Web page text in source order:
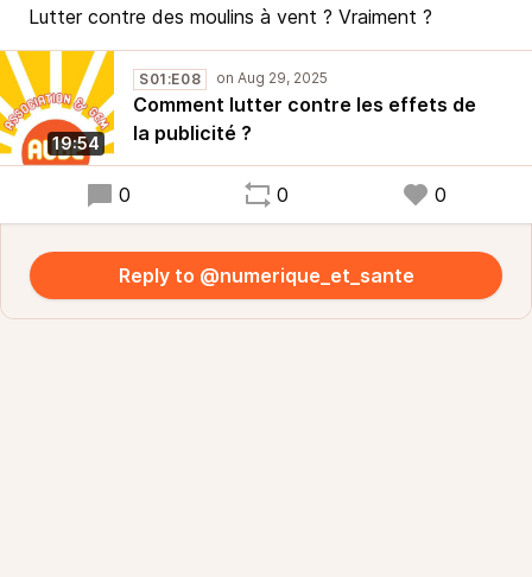
Lutter contre des moulins à vent ? Vraiment ?
19:54
S01:E08
Comment lutter contre les effets de
la publicité ?
0 0 0
Reply to @numerique_et_sante